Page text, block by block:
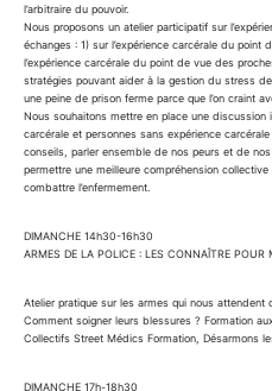
l’arbitraire du pouvoir.
Nous proposons un atelier participatif sur
échanges : 1) sur l’expérience carcérale du
l’expérience carcérale du point de vue des
stratégies pouvant aider à la gestion du stress
une peine de prison ferme parce que l’on craint
Nous souhaitons mettre en place une discussion
carcérale et personnes sans expérience
conseils, parler ensemble de nos peurs et de
permettre une meilleure compréhension
combattre l’enfermement.
DIMANCHE 14h30-16h30
ARMES DE LA POLICE : LES CONNAÎTRE POUR
Atelier pratique sur les armes qui nous attendent
Comment soigner leurs blessures ? Formation
Collectifs Street Médics Formation, Désarmons
DIMANCHE 17h-18h30